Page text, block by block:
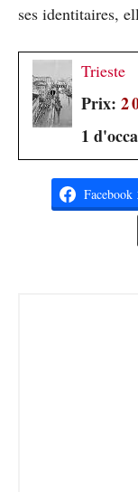
ses identitaires,
Trieste
Prix: 2
1
Facebook